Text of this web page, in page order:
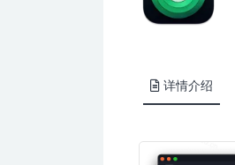
详情介绍